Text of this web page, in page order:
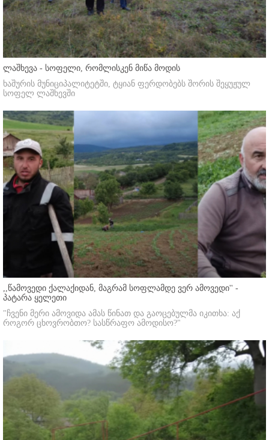
ლაშხევა - სოფელი, რომლისკენ მიწა მოდის
ხაშურის მუნიციპალიტეტში, ტყიან ფერდობებს შორის შეყუჟულ
სოფელ ლაშხევში
,,წამოვედი ქალაქიდან, მაგრამ სოფლამდე ვერ ამოვედი'' -
პატარა ყელეთი
"ჩვენი მერი ამოვიდა ამას წინათ და გაოცებულმა იკითხა: აქ
როგორ ცხოვრობთო? სასწრაფო ამოდისო?"